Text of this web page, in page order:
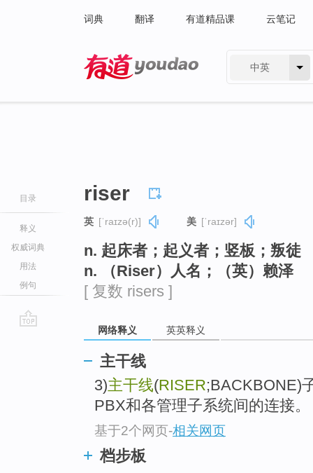
词典 翻译 有道精品课 云笔记
中英
目录
释义
权威词典
用法
例句
riser
英 [ˈraɪzə(r)] 美 [ˈraɪzər]
n. 起床者；起义者；竖板；叛徒
n. （Riser）人名；（英）赖泽
[ 复数 risers ]
网络释义 英英释义
主干线
3)主干线(RISER;BACKBONE)
PBX和各管理子系统间的连接。
基于2个网页-相关网页
档步板